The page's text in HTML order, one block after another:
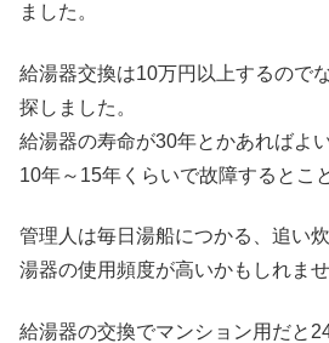
ました。
給湯器交換は10万円以上するので
探しました。
給湯器の寿命が30年とかあればよ
10年～15年くらいで故障するとこ
管理人は毎日湯船につかる、追い
湯器の使用頻度が高いかもしれませ
給湯器の交換でマンション用だと